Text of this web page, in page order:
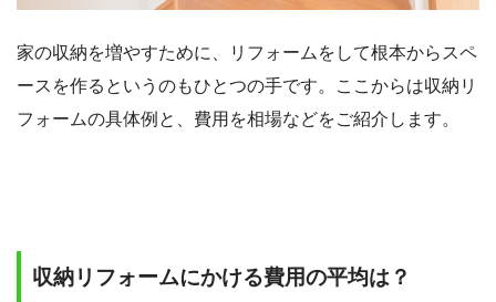
家の収納を増やすために、リフォームをして根本からスペ
ースを作るというのもひとつの手です。ここからは収納リ
フォームの具体例と、費用を相場などをご紹介します。
収納リフォームにかける費用の平均は？